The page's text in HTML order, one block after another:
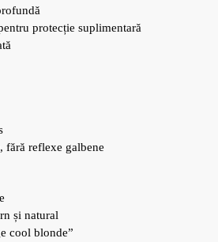
protecție suplimentară
fără reflexe galbene
și natural
cool blonde”